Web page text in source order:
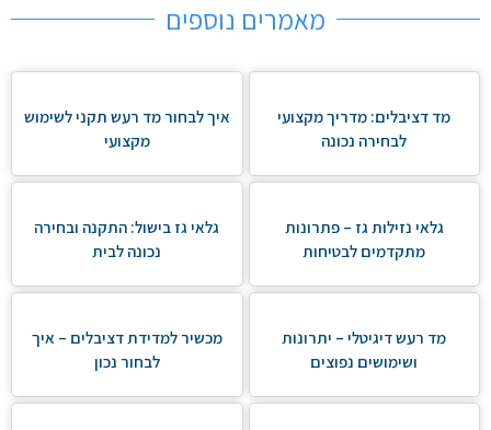
מאמרים נוספים
מד דציבלים: מדריך מקצועי
לבחירה נכונה
איך לבחור מד רעש תקני לשימוש
מקצועי
גלאי נזילות גז – פתרונות
מתקדמים לבטיחות
גלאי גז בישול: התקנה ובחירה
נכונה לבית
מד רעש דיגיטלי – יתרונות
ושימושים נפוצים
מכשיר למדידת דציבלים – איך
לבחור נכון